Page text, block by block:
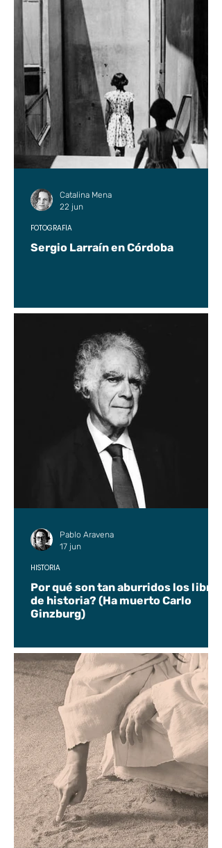
Sergio Larraín en Córdoba
FOTOGRAFÍA
Catalina Mena
22 jun
Por qué son tan aburridos los libros
de historia? (Ha muerto Carlo
Ginzburg)
HISTORIA
Pablo Aravena
17 jun